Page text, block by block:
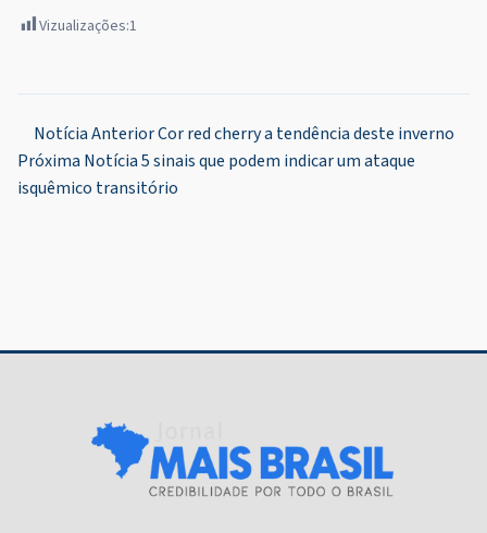
Vizualizações:1
Navegação
de
Notícia AnteriorCor red cherry a tendência deste inverno
Próxima Notícia5 sinais que podem indicar um ataque
isquêmico transitório